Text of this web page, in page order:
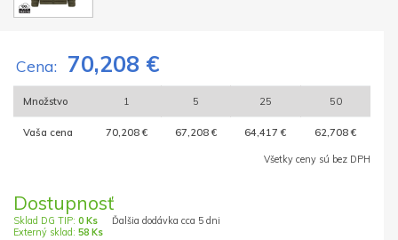
Cena: 70,208 €
Množstvo 1 5 25 50
Vaša cena 70,208 € 67,208 € 64,417 € 62,708 €
Všetky ceny sú bez DPH
Dostupnosť
Sklad DG TIP: 0 Ks
Externý sklad: 58 Ks
Ďalšia dodávka cca 5 dni